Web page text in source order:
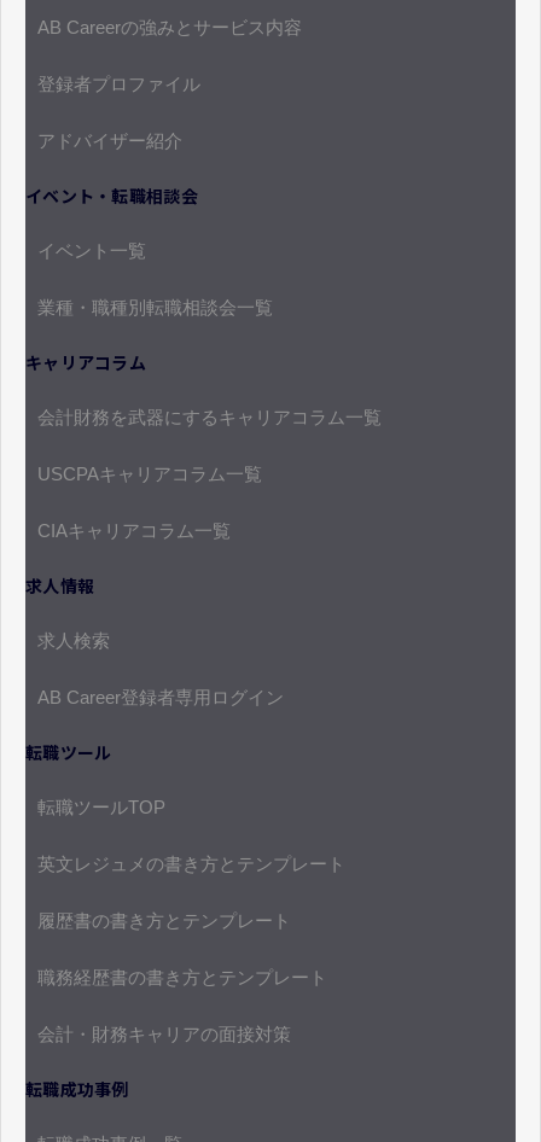
AB Careerの強みとサービス内容
登録者プロファイル
アドバイザー紹介
イベント・転職相談会
イベント一覧
業種・職種別転職相談会一覧
キャリアコラム
会計財務を武器にするキャリアコラム一覧
USCPAキャリアコラム一覧
CIAキャリアコラム一覧
求人情報
求人検索
AB Career登録者専用ログイン
転職ツール
転職ツールTOP
英文レジュメの書き方とテンプレート
履歴書の書き方とテンプレート
職務経歴書の書き方とテンプレート
会計・財務キャリアの面接対策
転職成功事例